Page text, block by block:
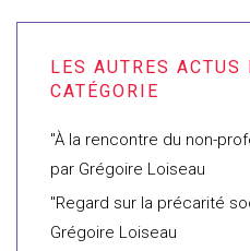
"À la rencontre du non-
par Grégoire Loiseau
"Regard sur la précarité
Grégoire Loiseau